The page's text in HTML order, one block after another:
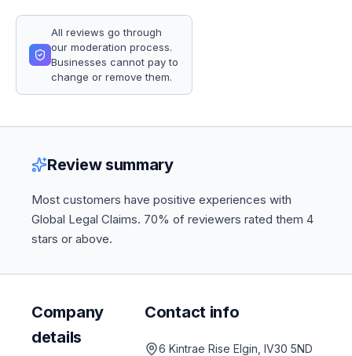
All reviews go through
our moderation process.
Businesses cannot pay to
change or remove them.
Review summary
Most customers have positive experiences with
Global Legal Claims. 70% of reviewers rated them 4
stars or above.
Company
details
Contact info
6 Kintrae Rise Elgin, IV30 5ND